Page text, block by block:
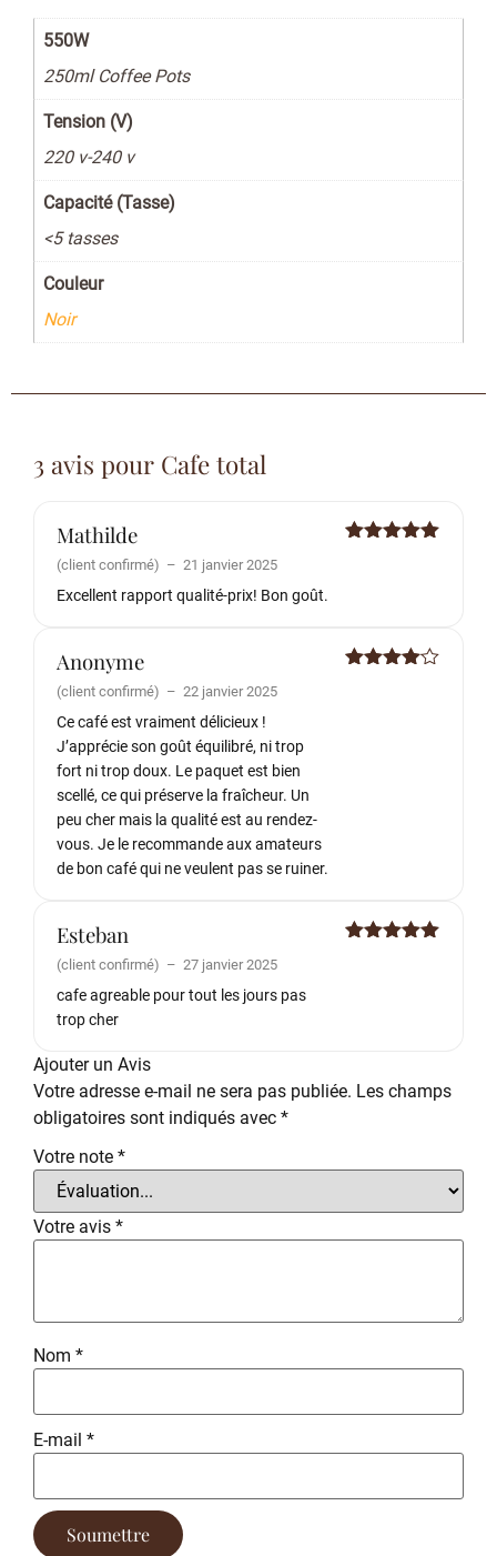
550W
250ml Coffee Pots
Tension (V)
220 v-240 v
Capacité (Tasse)
<5 tasses
Couleur
Noir
3 avis pour Cafe total
Mathilde
(client confirmé) – 21 janvier 2025
Excellent rapport qualité-prix! Bon goût.
Anonyme
(client confirmé) – 22 janvier 2025
Ce café est vraiment délicieux !
J’apprécie son goût équilibré, ni trop
fort ni trop doux. Le paquet est bien
scellé, ce qui préserve la fraîcheur. Un
peu cher mais la qualité est au rendez-
vous. Je le recommande aux amateurs
de bon café qui ne veulent pas se ruiner.
Esteban
(client confirmé) – 27 janvier 2025
cafe agreable pour tout les jours pas
trop cher
Ajouter un Avis
Votre adresse e-mail ne sera pas publiée. Les champs
obligatoires sont indiqués avec *
Votre note *
Votre avis *
Nom *
E-mail *